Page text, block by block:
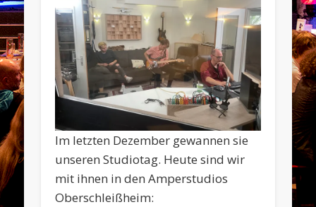
Im letzten Dezember gewannen sie
unseren Studiotag. Heute sind wir
mit ihnen in den Amperstudios
Oberschleißheim: